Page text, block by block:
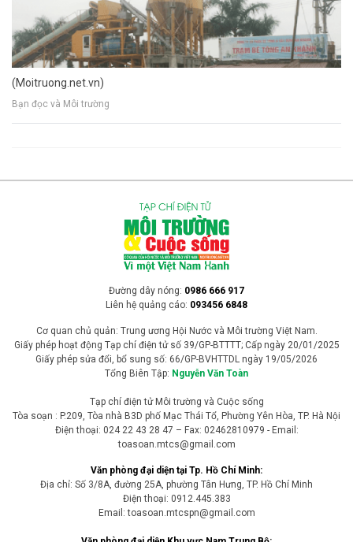
(Moitruong.net.vn)
Bạn đọc và Môi trường
Đường dây nóng: 0986 666 917
Liên hệ quảng cáo: 093456 6848
Cơ quan chủ quản: Trung ương Hội Nước và Môi trường Việt Nam.
Giấy phép hoạt động Tạp chí điện tử số 39/GP-BTTTT; Cấp ngày 20/01/2025
Giấy phép sửa đổi, bổ sung số: 66/GP-BVHTTDL ngày 19/05/2026
Tổng Biên Tập: Nguyễn Văn Toàn
Tạp chí điện tử Môi trường và Cuộc sống
Tòa soạn : P.209, Tòa nhà B3D phố Mạc Thái Tổ, Phường Yên Hòa, TP. Hà Nội
Điện thoại: 024 22 43 28 47 – Fax: 02462810979 - Email:
toasoan.mtcs@gmail.com
Văn phòng đại diện tại Tp. Hồ Chí Minh:
Địa chỉ: Số 3/8A, đường 25A, phường Tân Hưng, TP. Hồ Chí Minh
Điện thoại: 0912.445.383
Email: toasoan.mtcspn@gmail.com